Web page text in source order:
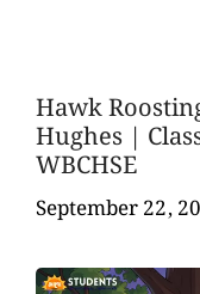
Hawk
Hughes |
WBCHSE
September 22,